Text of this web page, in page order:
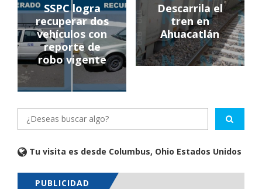
SSPC logra
recuperar dos
vehículos con
reporte de
robo vigente
Descarrila el
tren en
Ahuacatlán
Tu visita es desde Columbus, Ohio Estados Unidos
PUBLICIDAD